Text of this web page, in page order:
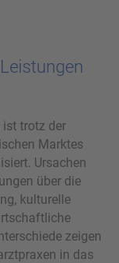
ist trotz der
Marktes
Ursachen
über die
kulturelle
zeigen
in das